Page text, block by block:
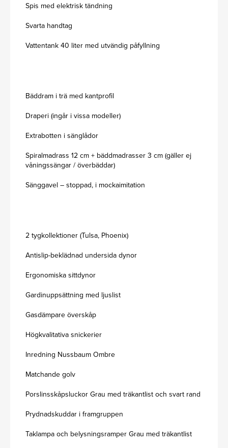
Spis med elektrisk tändning
Svarta handtag
Vattentank 40 liter med utvändig påfyllning
Bäddram i trä med kantprofil
Draperi (ingår i vissa modeller)
Extrabotten i sänglådor
Spiralmadrass 12 cm + bäddmadrasser 3 cm (gäller ej
våningssängar / överbäddar)
Sänggavel – stoppad, i mockaimitation
2 tygkollektioner (Tulsa, Phoenix)
Antislip-beklädnad undersida dynor
Ergonomiska sittdynor
Gardinuppsättning med ljuslist
Gasdämpare överskåp
Högkvalitativa snickerier
Inredning Nussbaum Ombre
Matchande golv
Porslinsskåpsluckor Grau med träkantlist och svart rand
Prydnadskuddar i framgruppen
Taklampa och belysningsramper Grau med träkantlist